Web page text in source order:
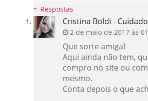
Respostas
Cristina Boldi -
2 de maio de 2017 às
Que sorte amiga!
Aqui ainda não tem,
compro no site ou
mesmo.
Conta depois o que